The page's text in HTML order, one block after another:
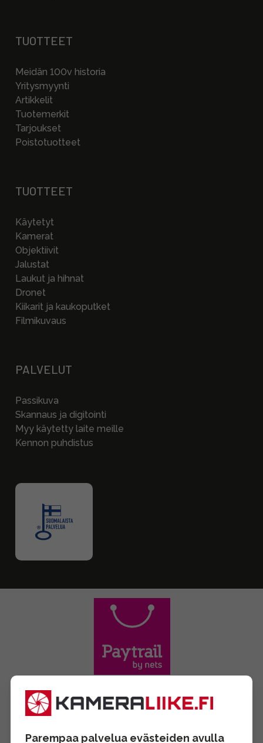
TUOTTEET
Meidän 100v historia
Yritysmyynti
Artikkelit
Tuotemerkit
Tarjoukset
Poistotuotteet
TUOTTEET
Käytetyt
Kamerat
Objektiivit
Jalustat
Laukut ja hihnat
Dronet
Kiikarit ja kaukoputket
Filmikuvaus
PALVELUT
Passikuva
Skannaus ja digitointi
Myy käytetty laite meille
Kennon puhdistus
Parempaa palvelua evästeiden avulla